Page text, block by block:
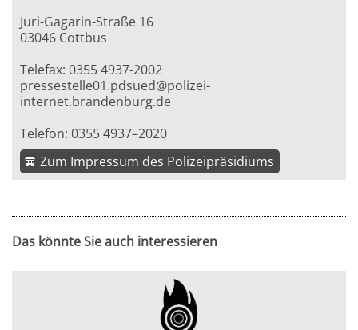
Juri-Gagarin-Straße 16
03046 Cottbus
Telefax: 0355 4937-2002
pressestelle01.pdsued@polizei-
internet.brandenburg.de
Telefon: 0355 4937–2020
Zum Impressum des Polizeipräsidiums
Das könnte Sie auch interessieren